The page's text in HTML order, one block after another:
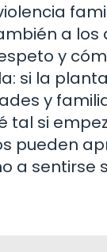
a
y
si la
y
si
pueden
a sentirse